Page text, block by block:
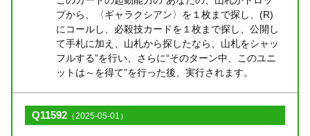
プから、〈ギャラクシアン〉を１枚まで探し、(R)
にコールし、必殺技カードを１枚まで探し、公開し
て手札に加え、山札から探したなら、山札をシャッ
フルする”を行い、さらに“そのターン中、このユニ
ットは～を得て”を行った後、実行されます。
Q11592 （2025-05-01）